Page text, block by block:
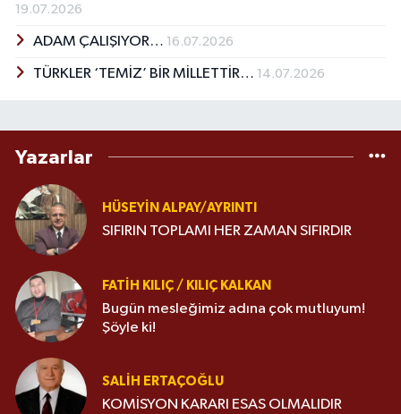
19.07.2026
ADAM ÇALIŞIYOR… 16.07.2026
TÜRKLER ‘TEMİZ’ BİR MİLLETTİR… 14.07.2026
Yazarlar
HÜSEYIN ALPAY/AYRINTI
SIFIRIN TOPLAMI HER ZAMAN SIFIRDIR
FATIH KILIÇ / KILIÇ KALKAN
Bugün mesleğimiz adına çok mutluyum!
Şöyle ki!
SALIH ERTAÇOĞLU
KOMİSYON KARARI ESAS OLMALIDIR